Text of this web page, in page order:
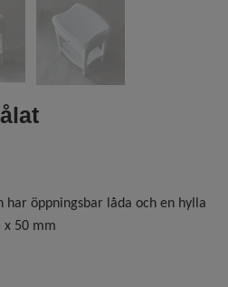
öppningsbar låda och en hylla
x 50 mm